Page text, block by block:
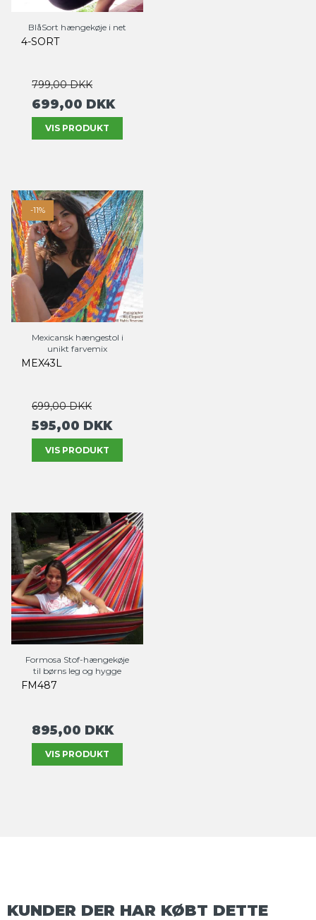
BlåSort hængekøje i net
4-SORT
799,00 DKK
699,00 DKK
VIS PRODUKT
-11%
Mexicansk hængestol i
unikt farvemix
MEX43L
699,00 DKK
595,00 DKK
VIS PRODUKT
Formosa Stof-hængekøje
til børns leg og hygge
FM487
895,00 DKK
VIS PRODUKT
KUNDER DER HAR KØBT DETTE